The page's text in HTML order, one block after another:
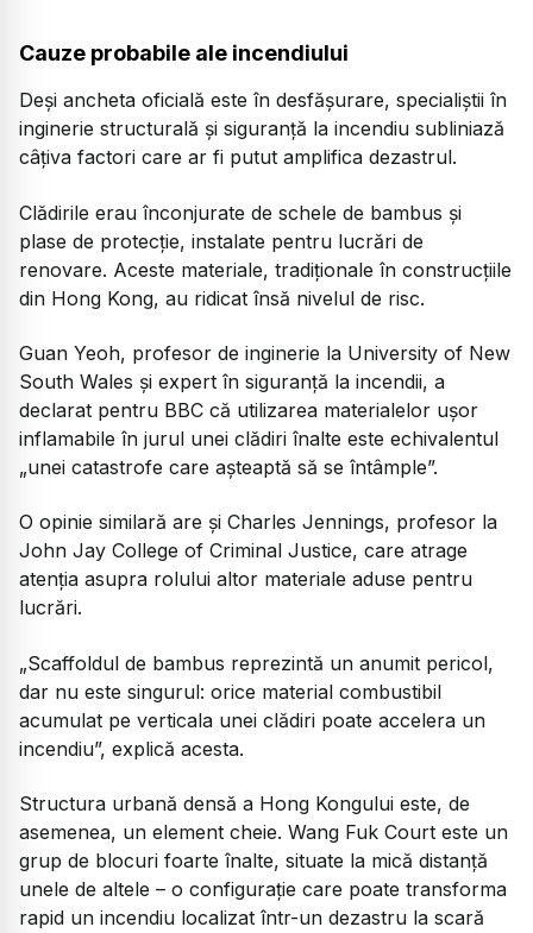
Cauze probabile ale incendiului
Deși ancheta oficială este în desfășurare, specialiștii în
inginerie structurală și siguranță la incendiu subliniază
câțiva factori care ar fi putut amplifica dezastrul.
Clădirile erau înconjurate de schele de bambus și
plase de protecție, instalate pentru lucrări de
renovare. Aceste materiale, tradiționale în construcțiile
din Hong Kong, au ridicat însă nivelul de risc.
Guan Yeoh, profesor de inginerie la University of New
South Wales și expert în siguranță la incendii, a
declarat pentru BBC că utilizarea materialelor ușor
inflamabile în jurul unei clădiri înalte este echivalentul
„unei catastrofe care așteaptă să se întâmple”.
O opinie similară are și Charles Jennings, profesor la
John Jay College of Criminal Justice, care atrage
atenția asupra rolului altor materiale aduse pentru
lucrări.
„Scaffoldul de bambus reprezintă un anumit pericol,
dar nu este singurul: orice material combustibil
acumulat pe verticala unei clădiri poate accelera un
incendiu”, explică acesta.
Structura urbană densă a Hong Kongului este, de
asemenea, un element cheie. Wang Fuk Court este un
grup de blocuri foarte înalte, situate la mică distanță
unele de altele – o configurație care poate transforma
rapid un incendiu localizat într-un dezastru la scară